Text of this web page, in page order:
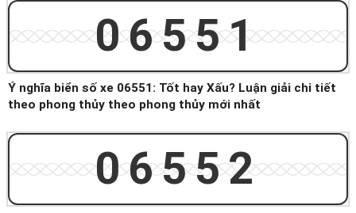
06551
Ý nghĩa biển số xe 06551: Tốt hay Xấu? Luận giải chi tiết
theo phong thủy theo phong thủy mới nhất
06552